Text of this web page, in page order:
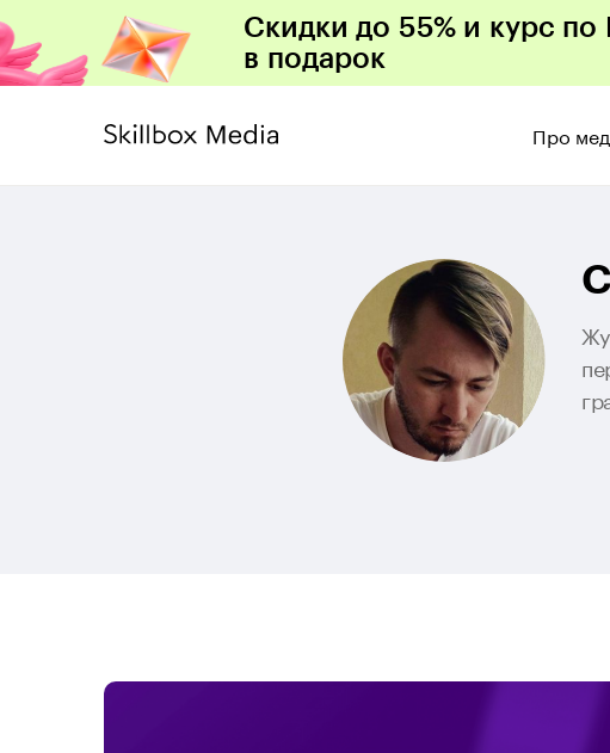
Скидки до 55% и курс по
в подарок
Про